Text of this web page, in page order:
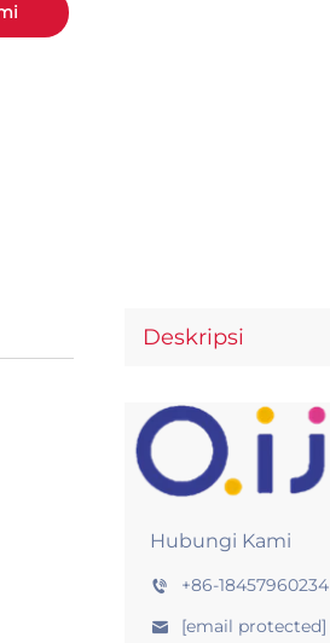
Deskripsi
Hubungi Kami
+86-18457960234
[email protected]